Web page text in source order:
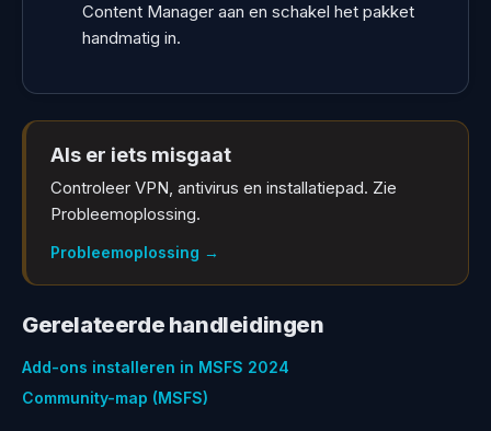
Content Manager aan en schakel het pakket
handmatig in.
Als er iets misgaat
Controleer VPN, antivirus en installatiepad. Zie
Probleemoplossing.
Probleemoplossing →
Gerelateerde handleidingen
Add-ons installeren in MSFS 2024
Community-map (MSFS)